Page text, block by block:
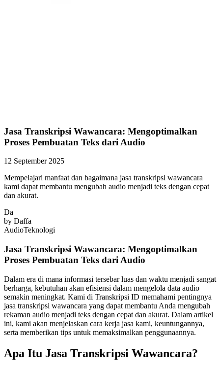
Jasa Transkripsi Wawancara: Mengoptimalkan
Proses Pembuatan Teks dari Audio
12 September 2025
Mempelajari manfaat dan bagaimana jasa transkripsi wawancara
kami dapat membantu mengubah audio menjadi teks dengan cepat
dan akurat.
Da
by Daffa
AudioTeknologi
Jasa Transkripsi Wawancara: Mengoptimalkan
Proses Pembuatan Teks dari Audio
Dalam era di mana informasi tersebar luas dan waktu menjadi sangat
berharga, kebutuhan akan efisiensi dalam mengelola data audio
semakin meningkat. Kami di Transkripsi ID memahami pentingnya
jasa transkripsi wawancara yang dapat membantu Anda mengubah
rekaman audio menjadi teks dengan cepat dan akurat. Dalam artikel
ini, kami akan menjelaskan cara kerja jasa kami, keuntungannya,
serta memberikan tips untuk memaksimalkan penggunaannya.
Apa Itu Jasa Transkripsi Wawancara?